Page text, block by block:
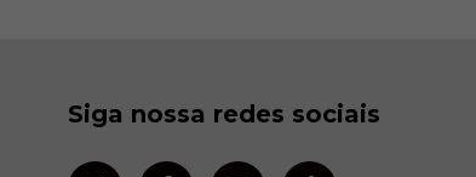
Siga nossa redes sociais